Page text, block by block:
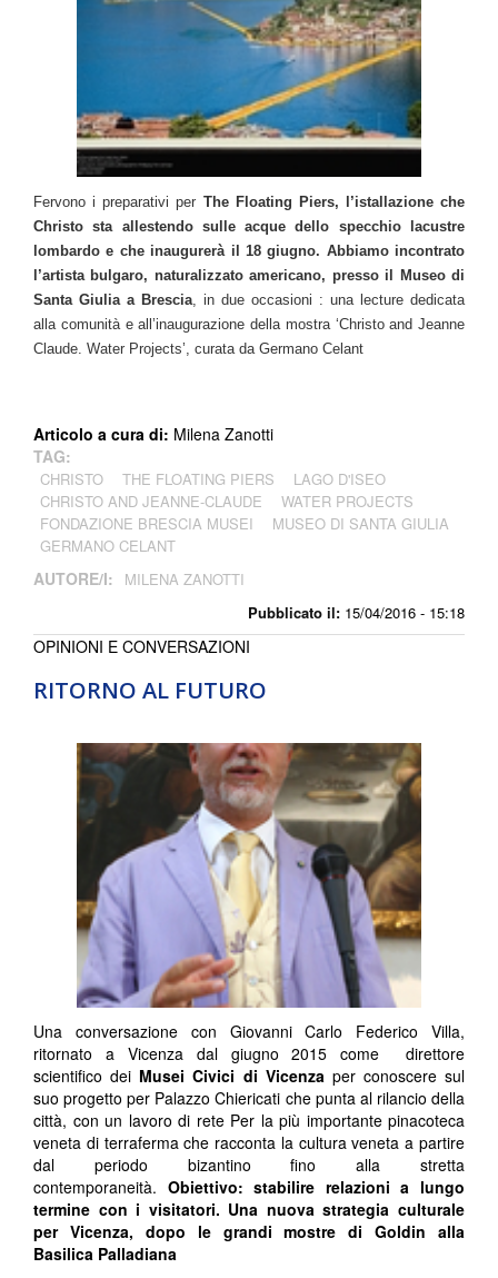
Pubblicato il: 15/04/2016 - 15:18
Fervono i preparativi per The Floating Piers, l’istallazione che
Christo sta allestendo sulle acque dello specchio lacustre
lombardo e che inaugurerà il 18 giugno. Abbiamo incontrato
l’artista bulgaro, naturalizzato americano, presso il Museo di
Santa Giulia a Brescia , in due occasioni : una lecture dedicata
alla comunità e all’inaugurazione della mostra ‘Christo and Jeanne
Claude. Water Projects’, curata da Germano Celant
Articolo a cura di: Milena Zanotti
TAG:
CHRISTO THE FLOATING PIERS
LAGO D'ISEO
CHRISTO AND JEANNE-CLAUDE
WATER PROJECTS
FONDAZIONE BRESCIA MUSEI
MUSEO DI SANTA GIULIA
GERMANO CELANT
AUTORE/I: MILENA ZANOTTI
RITORNO AL FUTURO
OPINIONI E CONVERSAZIONI
Una conversazione con Giovanni Carlo Federico Villa,
ritornato a Vicenza dal giugno 2015 come direttore
scientifico dei Musei Civici di Vicenza per conoscere sul
suo progetto per Palazzo Chiericati che punta al rilancio della
città, con un lavoro di rete Per la più importante pinacoteca
veneta di terraferma che racconta la cultura veneta a partire
dal periodo bizantino fino alla stretta
contemporaneità. Obiettivo: stabilire relazioni a lungo
termine con i visitatori. Una nuova strategia culturale
per Vicenza, dopo le grandi mostre di Goldin alla
Basilica Palladiana